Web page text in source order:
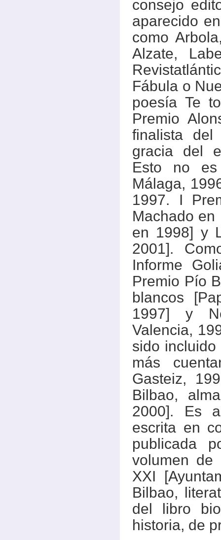
consejo
aparecido
como
Alzate,
Fábula o
poesía Te
Premio
finalista
gracia del
Esto no es
Málaga,
1997. I
Machado
en 1998] y
2001].
Informe
Premio Pío
blancos
1997] y
Valencia,
sido
más
Gasteiz,
Bilbao,
2000]. Es
escrita en
publicada
volumen de
XXI
Bilbao,
del libro
historia, de